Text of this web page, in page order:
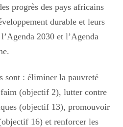
progrès des pays africains
durable et leurs
2030 et l’Agenda
sont : éliminer la pauvreté
(objectif 2), lutter contre
(objectif 13), promouvoir
16) et renforcer les